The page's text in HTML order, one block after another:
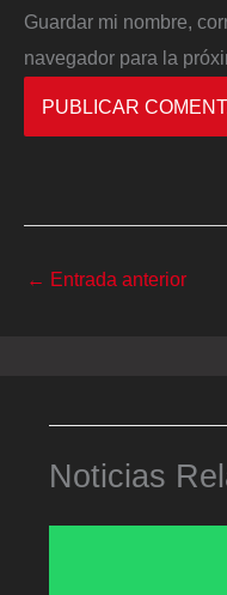
Guardar mi nombre,
navegador para la
← Entrada anterior
Noticias